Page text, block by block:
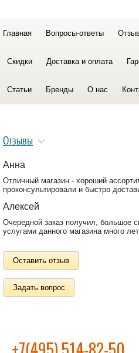
Главная Вопросы-ответы
Скидки Доставка и оплата
Статьи Бренды О нас
Отзывы
Анна
Отличный магазин - хороший
проконсультировали и быстро
Алексей
Очередной заказ получил, большое
услугами данного магазина много
Оставить отзыв
Задать вопрос